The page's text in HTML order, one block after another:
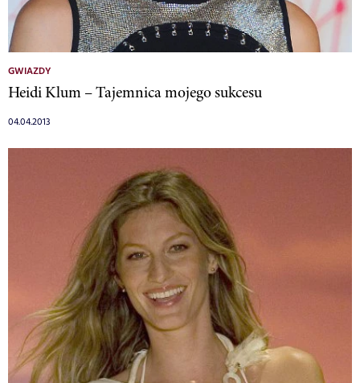
GWIAZDY
Heidi Klum – Tajemnica mojego sukcesu
04.04.2013